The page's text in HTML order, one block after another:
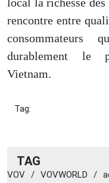
rencontre entre
consommateurs
durablement le
Vietnam.
Tag:
TAG
VOV / VOVWORLD /